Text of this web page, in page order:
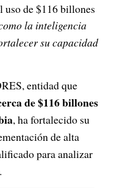
uso de $116 billones
la inteligencia
su capacidad
entidad que
de $116 billones
, ha fortalecido su
de alta
para analizar